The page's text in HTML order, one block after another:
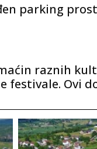
parking
raznih
festivale. Ovi